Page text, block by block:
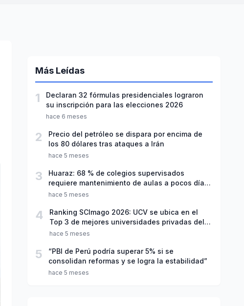
Más Leídas
1
Declaran 32 fórmulas presidenciales lograron
su inscripción para las elecciones 2026
hace 6 meses
2
Precio del petróleo se dispara por encima de
los 80 dólares tras ataques a Irán
hace 5 meses
3
Huaraz: 68 % de colegios supervisados
requiere mantenimiento de aulas a pocos días
de inicio del año escolar 2026
hace 5 meses
4
Ranking SCImago 2026: UCV se ubica en el
Top 3 de mejores universidades privadas del
Perú
hace 5 meses
5
“PBI de Perú podría superar 5% si se
consolidan reformas y se logra la estabilidad”
hace 5 meses